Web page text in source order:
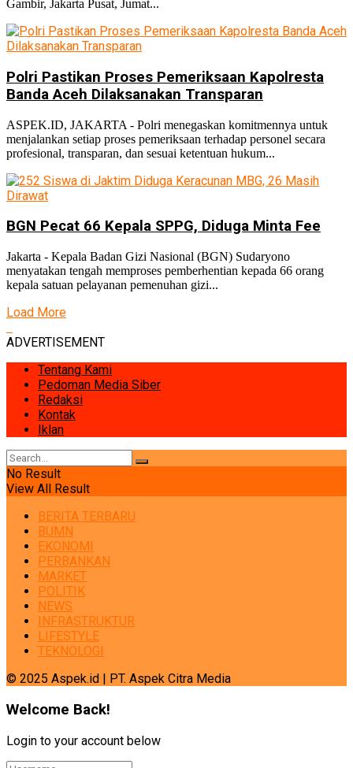
Gambir, Jakarta Pusat, Jumat...
Polri Pastikan Proses Pemeriksaan Kapolresta
Banda Aceh Dilaksanakan Transparan
ASPEK.ID, JAKARTA - Polri menegaskan komitmennya untuk
menjalankan setiap proses pemeriksaan terhadap personel secara
profesional, transparan, dan sesuai ketentuan hukum...
BGN Pecat 66 Kepala SPPG, Diduga Minta Fee
Jakarta - Kepala Badan Gizi Nasional (BGN) Sudaryono
menyatakan tengah memproses pemberhentian kepada 66 orang
kepala satuan pelayanan pemenuhan gizi...
Load More
ADVERTISEMENT
Tentang Kami
Pedoman Media Siber
Redaksi
Kontak
Iklan
No Result
View All Result
BERITA TERBARU
BUMN
EKONOMI
PERBANKAN
MARKET
POLITIK
NEWS
INFRASTRUKTUR
LIFESTYLE
TEKNOLOGI
© 2025 Aspek.id | PT. Aspek Citra Media
Welcome Back!
Login to your account below